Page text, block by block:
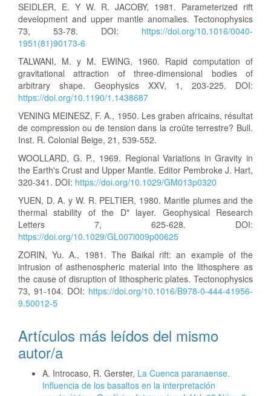
SEIDLER, E. Y W. R. JACOBY, 1981. Parameterized rift
development and upper mantle anomalies. Tectonophysics
73, 53-78. DOI: https://doi.org/10.1016/0040-
1951(81)90173-6
TALWANI, M. y M. EWING, 1960. Rapid computation of
gravitational attraction of three-dimensional bodies of
arbitrary shape. Geophysics XXV, 1, 203-225. DOI:
https://doi.org/10.1190/1.1438687
VENING MEINESZ, F. A., 1950. Les graben africains, résultat
de compression ou de tension dans la croûte terrestre? Bull.
Inst. R. Colonial Beige, 21, 539-552.
WOOLLARD, G. P., 1969. Regional Variations in Gravity in
the Earth's Crust and Upper Mantle. Editor Pembroke J. Hart,
320-341. DOI: https://doi.org/10.1029/GM013p0320
YUEN, D. A. y W. R. PELTIER, 1980. Mantle plumes and the
thermal stability of the D" layer. Geophysical Research
Letters 7, 625-628. DOI:
https://doi.org/10.1029/GL007i009p00625
ZORIN, Yu. A., 1981. The Baikal rift: an example of the
intrusion of asthenospheric material into the lithosphere as
the cause of disruption of lithospheric plates. Tectonophysics
73, 91-104. DOI: https://doi.org/10.1016/B978-0-444-41956-
9.50012-5
Artículos más leídos del mismo
autor/a
A. Introcaso, R. Gerster, La Cuenca paranaense.
Influencia de los basaltos en la interpretación